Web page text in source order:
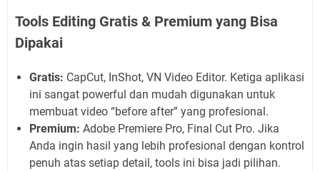
Tools Editing Gratis & Premium yang Bisa
Dipakai
Gratis: CapCut, InShot, VN Video Editor. Ketiga aplikasi
ini sangat powerful dan mudah digunakan untuk
membuat video “before after” yang profesional.
Premium: Adobe Premiere Pro, Final Cut Pro. Jika
Anda ingin hasil yang lebih profesional dengan kontrol
penuh atas setiap detail, tools ini bisa jadi pilihan.